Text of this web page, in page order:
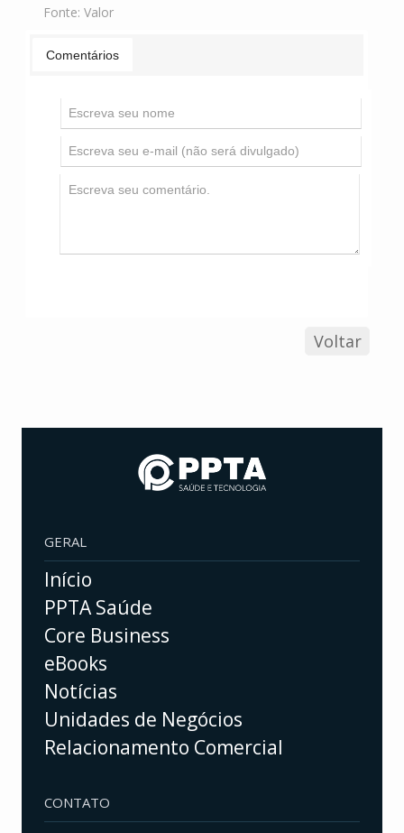
Fonte: Valor
Comentários
Voltar
GERAL
Início
PPTA Saúde
Core Business
eBooks
Notícias
Unidades de Negócios
Relacionamento Comercial
CONTATO